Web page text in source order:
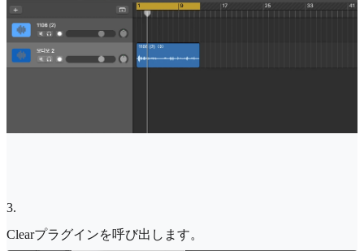
3.
Clearプラグインを呼び出します。